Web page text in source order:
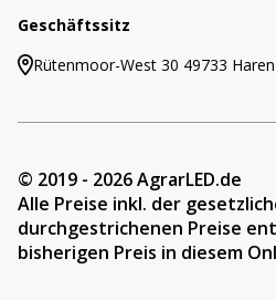
Geschäftssitz
Rütenmoor-West 30 49733 Haren
© 2019 - 2026 AgrarLED.de
Alle Preise inkl. der
durchgestrichenen Preise
bisherigen Preis in diesem